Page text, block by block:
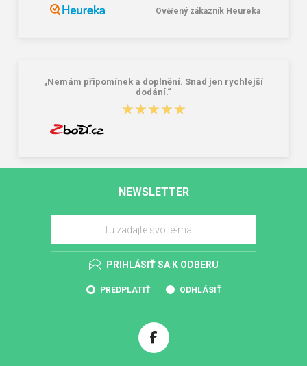
Ověřený zákazník Heureka
„Nemám připomínek a doplnění. Snad jen rychlejší
dodání.“
★★★★★
★★★★★
NEWSLETTER
PRIHLÁSIŤ SA K ODBERU
PREDPLATIŤ ODHLÁSIŤ